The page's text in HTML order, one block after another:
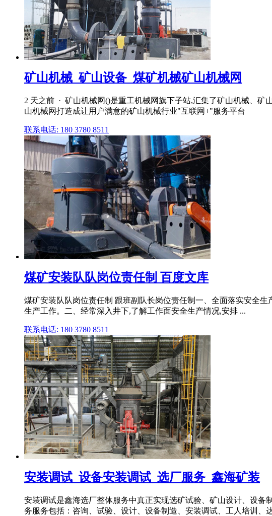
矿山机械_矿山设备_煤矿机械矿山机械网
2 天之前 · 矿山机械网()是重工机械网旗下子站,汇集了矿山机械、
山机械网打造成让用户满意的矿山机械行业"互联网+"服务平台
联系电话: 180 3780 8511
煤矿安装队队岗位责任制 百度文库
煤矿安装队队岗位责任制 跟班副队长岗位责任制一、全面落实安全
生产工作。二、经常深入井下,了解工作面安全生产情况,安排 ...
联系电话: 180 3780 8511
安装调试_设备安装调试_选厂服务_鑫海矿装
安装调试是鑫海选厂整体服务中真正实现选矿试验、矿山设计、设
务服务包括：咨询、试验、设计、设备制造、安装调试、工人培训、